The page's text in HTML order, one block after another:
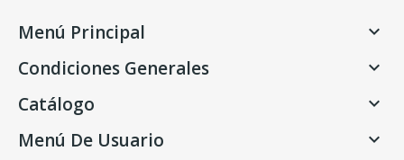
Menú Principal 
Condiciones Generales 
Catálogo 
Menú De Usuario 